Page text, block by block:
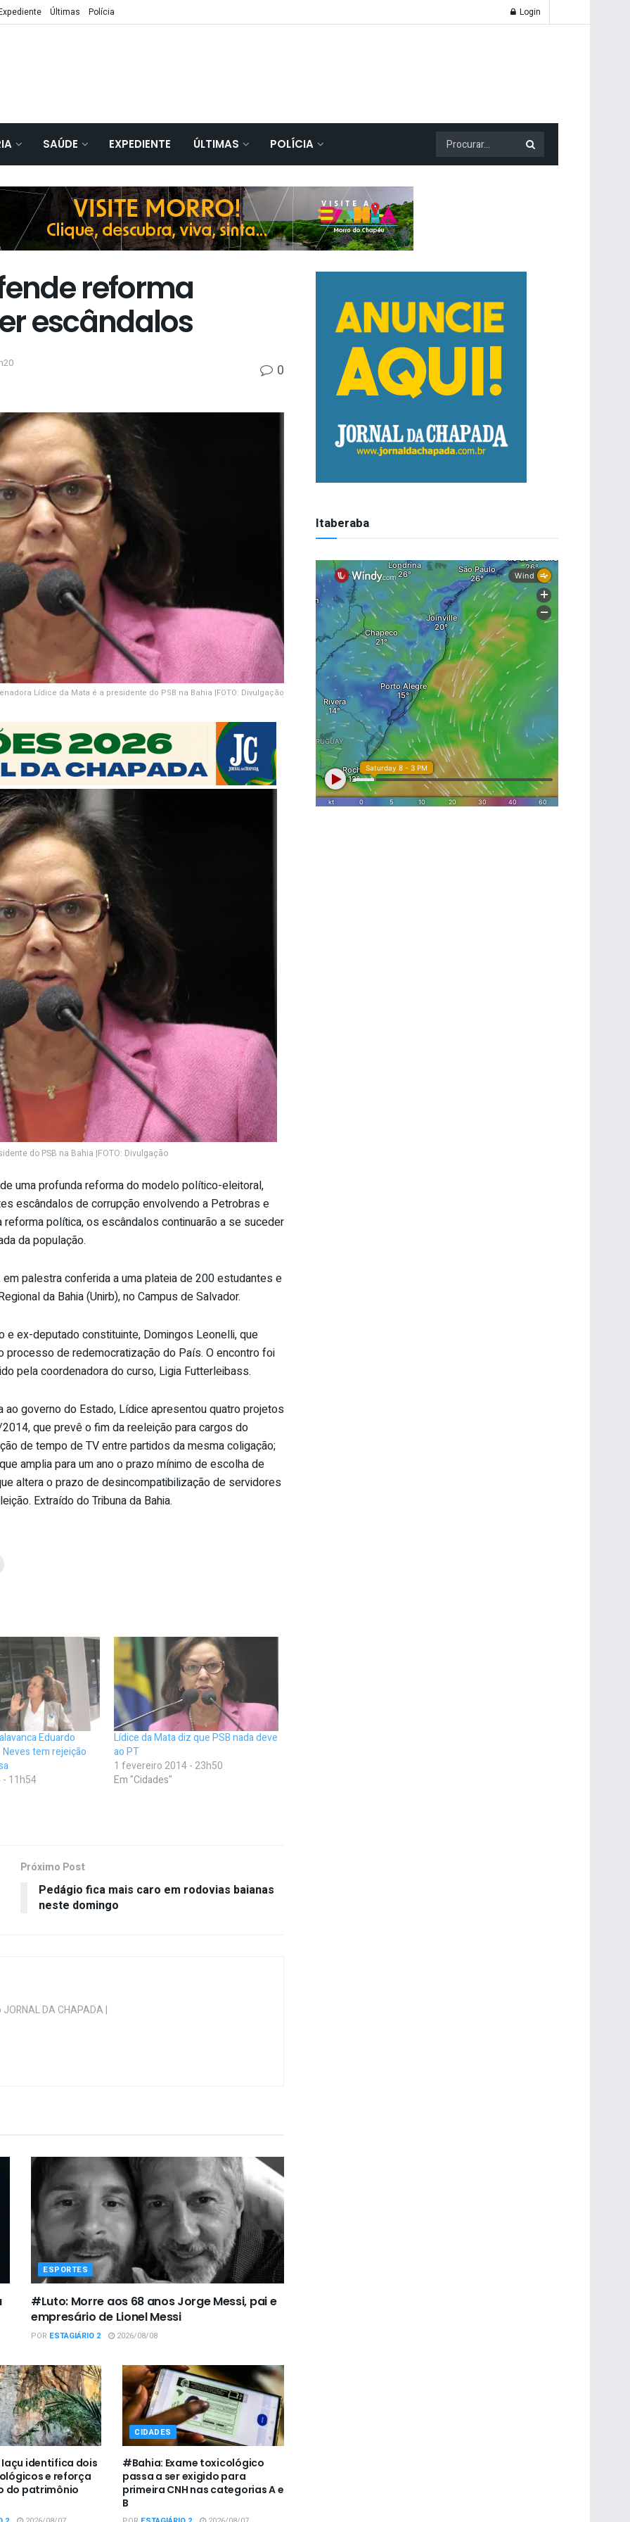
Últimas Polícia Login
SAÚDE EXPEDIENTE ÚLTIMAS POLÍCIA
reforma
escândalos
0
Lídice da Mata é a presidente do PSB na Bahia |FOTO: Divulgação
do PSB na Bahia |FOTO: Divulgação
uma profunda reforma do modelo político-eleitoral,
escândalos de corrupção envolvendo a Petrobras e
política, os escândalos continuarão a se suceder
da população.
palestra conferida a uma plateia de 200 estudantes e
da Bahia (Unirb), no Campus de Salvador.
e ex-deputado constituinte, Domingos Leonelli, que
processo de redemocratização do País. O encontro foi
pela coordenadora do curso, Ligia Futterleibass.
governo do Estado, Lídice apresentou quatro projetos
que prevê o fim da reeleição para cargos do
de tempo de TV entre partidos da mesma coligação;
amplia para um ano o prazo mínimo de escolha de
altera o prazo de desincompatibilização de servidores
Extraído do Tribuna da Bahia.
Eduardo
tem rejeição
- 11h54
Lídice da Mata diz que PSB nada deve
ao PT
1 fevereiro 2014 - 23h50
Em "Cidades"
Próximo Post
Pedágio fica mais caro em rodovias baianas
neste domingo
DA CHAPADA |
ESPORTES
#Luto: Morre aos 68 anos Jorge Messi, pai e
empresário de Lionel Messi
POR ESTAGIÁRIO 2 2026/08/08
identifica dois
e reforça
do patrimônio
CIDADES
#Bahia: Exame toxicológico
passa a ser exigido para
primeira CNH nas categorias A e
B
Itaberaba